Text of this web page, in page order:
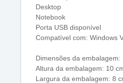
Desktop
Notebook
Porta USB disponível
Compatível com: Windows
Dimensões da embalagem:
Altura da embalagem: 10
Largura da embalagem: 8